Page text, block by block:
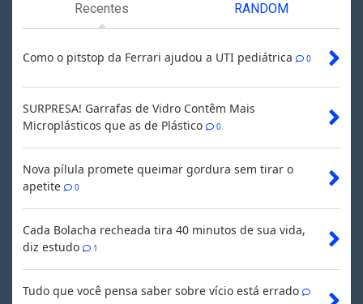
Recentes RANDOM
Como o pitstop da Ferrari ajudou a UTI pediátrica 0
SURPRESA! Garrafas de Vidro Contêm Mais
Microplásticos que as de Plástico
0
Nova pílula promete queimar gordura sem tirar o
apetite
0
Cada Bolacha recheada tira 40 minutos de sua vida,
diz estudo
1
Tudo que você pensa saber sobre vício está errado